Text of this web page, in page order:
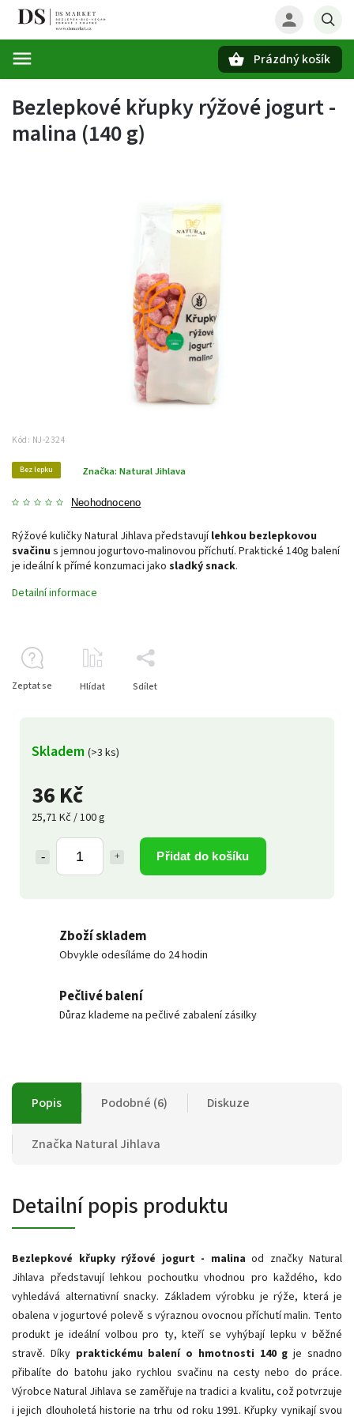
Prázdný košík
Bezlepkové křupky rýžové jogurt -
malina (140 g)
Kód: NJ-2324
Bez lepku
Neohodnoceno
Značka: Natural Jihlava
36 Kč
25,71 Kč / 100 g
Přidat do košíku
Skladem (>3 ks)
Rýžové kuličky Natural Jihlava představujílehkou bezlepkovou
svačinu s jemnou jogurtovo-malinovou příchutí. Praktické 140g balení
je ideální k přímé konzumaci jako sladký snack.
Detailní informace
Zeptat se Hlídat Sdílet
Zboží skladem
Obvykle odesíláme do 24 hodin
Pečlivé balení
Důraz klademe na pečlivé zabalení zásilky
Popis Podobné (6) Diskuze
Značka Natural Jihlava
Detailní popis produktu
Bezlepkové křupky rýžové jogurt - malina od značky Natural
Jihlava představují lehkou pochoutku vhodnou pro každého, kdo
vyhledává alternativní snacky. Základem výrobku je rýže, která je
obalena v jogurtové polevě s výraznou ovocnou příchutí malin. Tento
produkt je ideální volbou pro ty, kteří se vyhýbají lepku v běžné
stravě. Díky praktickému balení o hmotnosti 140 g je snadno
přibalíte do batohu jako rychlou svačinu na cesty nebo do práce.
Výrobce Natural Jihlava se zaměřuje na tradici a kvalitu, což potvrzuje
i jejich dlouholetá historie na trhu od roku 1991. Křupky vynikají svou